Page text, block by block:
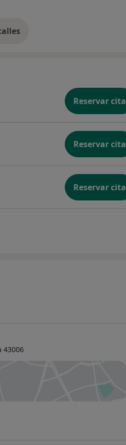
experiencia
Reservar cita
Reservar cita
Reservar cita
43006
en una nueva pestaña